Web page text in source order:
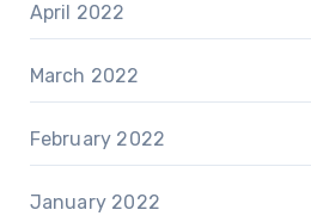
April 2022
March 2022
February 2022
January 2022